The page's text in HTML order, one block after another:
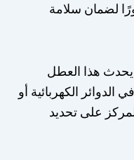
لضمان سلامة
هذا العطل
الكهربائية أو
على تحديد